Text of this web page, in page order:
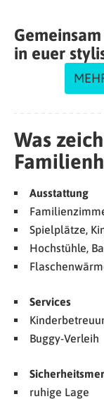
in euer
Was
Ausstattung
Spielplätze,
Hochstühle,
Services
Buggy-Verleih
ruhige Lage